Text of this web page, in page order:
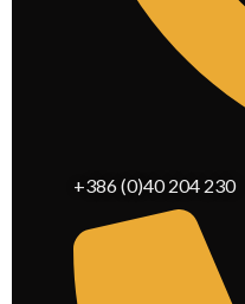
+386 (0)40 204 230